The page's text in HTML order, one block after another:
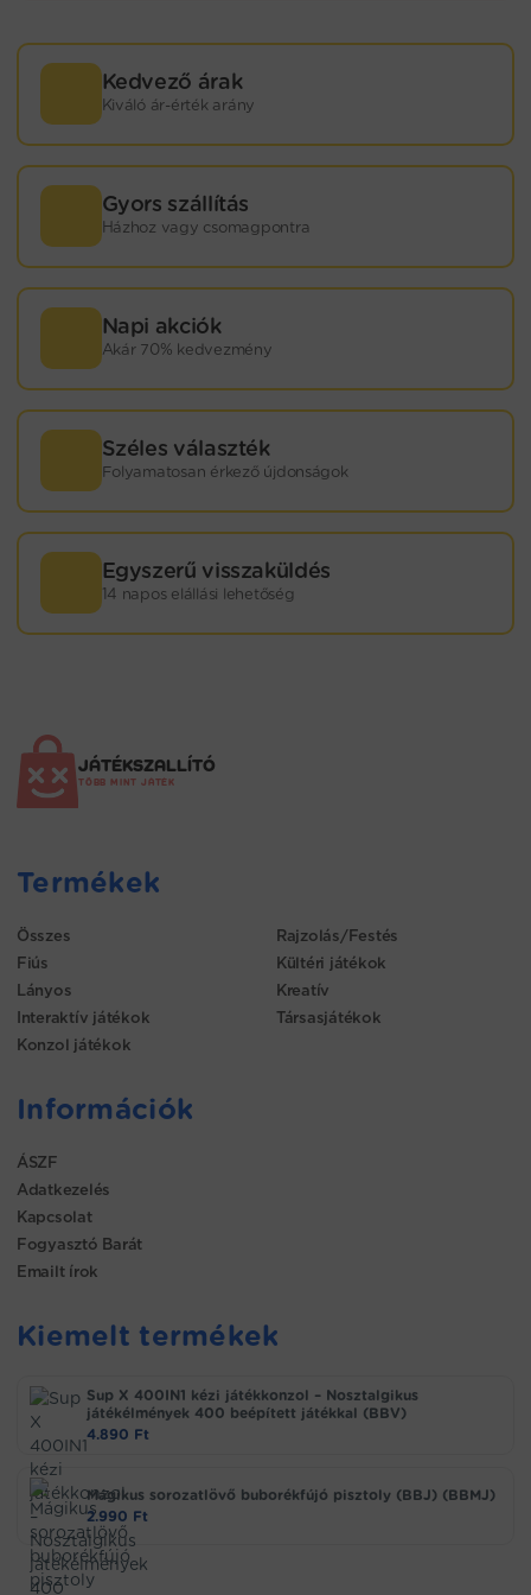
Kedvező árak
Kiváló ár-érték arány
Gyors szállítás
Házhoz vagy csomagpontra
Napi akciók
Akár 70% kedvezmény
Széles választék
Folyamatosan érkező újdonságok
Egyszerű visszaküldés
14 napos elállási lehetőség
JÁTÉKSZALLÍTÓ
TÖBB MINT JÁTÉK
Termékek
Összes
Fiús
Lányos
Interaktív játékok
Konzol játékok
Rajzolás/Festés
Kültéri játékok
Kreatív
Társasjátékok
Információk
ÁSZF
Adatkezelés
Kapcsolat
Fogyasztó Barát
Emailt írok
Kiemelt termékek
Sup X 400IN1 kézi játékkonzol – Nosztalgikus
játékélmények 400 beépített játékkal (BBV)
4.890 Ft
Mágikus sorozatlövő buborékfújó pisztoly (BBJ) (BBMJ)
2.990 Ft